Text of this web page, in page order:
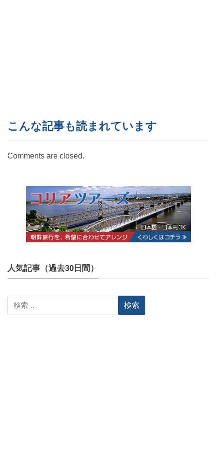
こんな記事も読まれています
Comments are closed.
人気記事（過去30日間）
索: